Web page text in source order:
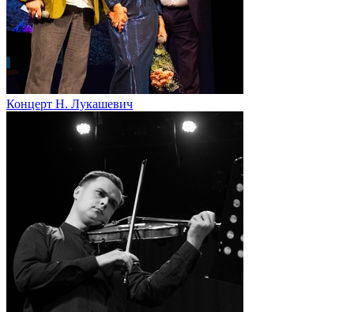
Концерт Н. Лукашевич